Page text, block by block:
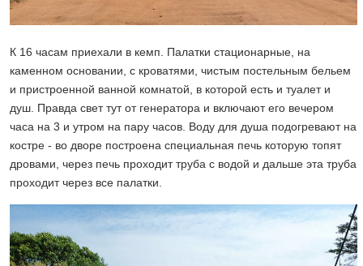
К 16 часам приехали в кемп. Палатки стационарные, на
каменном основании, с кроватями, чистым постельным бельем
и пристроенной ванной комнатой, в которой есть и туалет и
душ. Правда свет тут от генератора и включают его вечером
часа на 3 и утром на пару часов. Воду для душа подогревают на
костре - во дворе построена специальная печь которую топят
дровами, через печь проходит труба с водой и дальше эта труба
проходит через все палатки.